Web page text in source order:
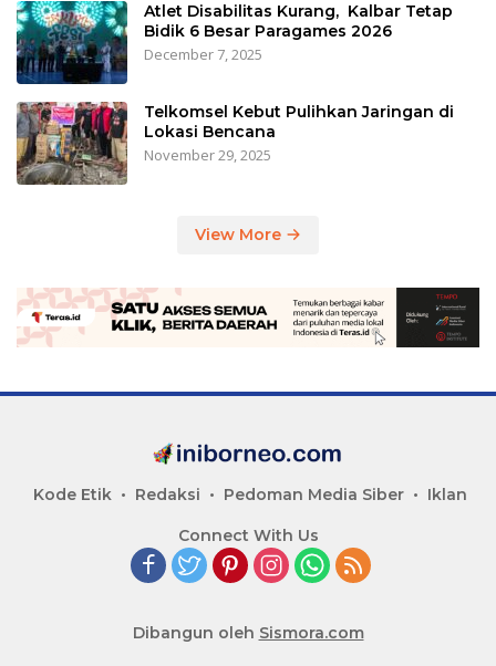
Atlet Disabilitas Kurang, Kalbar Tetap
Bidik 6 Besar Paragames 2026
December 7, 2025
Telkomsel Kebut Pulihkan Jaringan di
Lokasi Bencana
November 29, 2025
View More
Kode Etik Redaksi Pedoman Media Siber Iklan
Connect With Us
Dibangun oleh Sismora.com